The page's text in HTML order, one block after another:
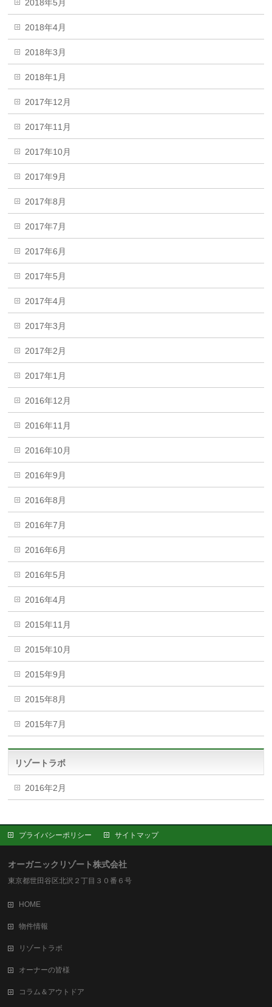
2018年5月
2018年4月
2018年3月
2018年1月
2017年12月
2017年11月
2017年10月
2017年9月
2017年8月
2017年7月
2017年6月
2017年5月
2017年4月
2017年3月
2017年2月
2017年1月
2016年12月
2016年11月
2016年10月
2016年9月
2016年8月
2016年7月
2016年6月
2016年5月
2016年4月
2015年11月
2015年10月
2015年9月
2015年8月
2015年7月
リゾートラボ
2016年2月
プライバシーポリシー サイトマップ
オーガニックリゾート株式会社
東京都世田谷区北沢２丁目３０番６号
HOME
物件情報
リゾートラボ
オーナーの皆様
コラム＆アウトドア